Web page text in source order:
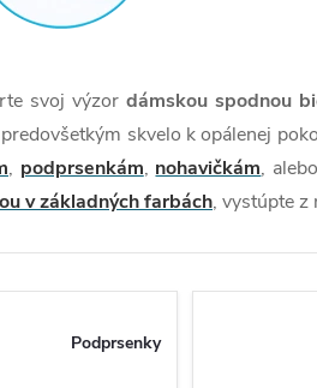
svoj výzordámskou spodnou
skvelo k opálenej
, podprsenkám, nohavičkám,
v základných farbách, vystúpte z
Podprsenky